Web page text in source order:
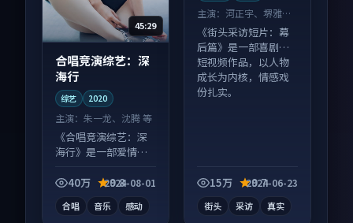
45:29
合唱竞演综艺：深
海行
综艺 2020
主演： 朱一龙、沈腾 等
《合唱竞演综艺：深
海行》是一部爱情向
齐全，观感爽快不拖
40万 9.8
2024-08-01
合唱 音乐 感动
主演： 河正宇、堺雅人
等
《街头采访短片：幕
后篇》是一部喜剧向
短视频作品，以人物
成长为内核，情感戏
份扎实。
15万 9.7
2024-06-23
街头 采访 真实